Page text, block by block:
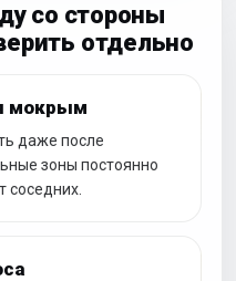
со стороны
отдельно
мокрым
даже после
зоны постоянно
соседних.